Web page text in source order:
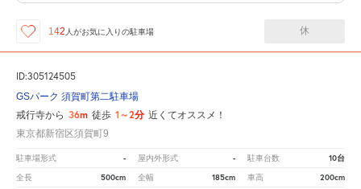
142 人がお気に入りの駐車場 休
ID:305124505
GSパーク 須賀町第二駐車場
戒行寺から 36m 徒歩 1～2分 近くてオススメ！
東京都新宿区須賀町9
駐車場形式 - 屋内外形式 - 駐車台数 10台
全長 500cm 全幅 185cm 車高 200cm